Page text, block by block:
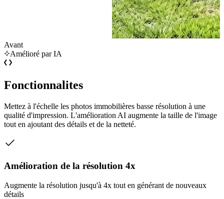
Avant
Amélioré par IA
Fonctionnalites
Mettez à l'échelle les photos immobilières basse résolution à une
qualité d'impression. L'amélioration AI augmente la taille de l'image
tout en ajoutant des détails et de la netteté.
Amélioration de la résolution 4x
Augmente la résolution jusqu'à 4x tout en générant de nouveaux
détails